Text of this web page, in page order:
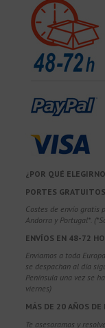
¿POR QUÉ
PORTES GRATUITOS
Costes de envío gratis
Andorra y Portugal*.
ENVÍOS EN 48-72
Enviamos a toda
se despachan al día
Península una vez se
viernes)
MÁS DE 20 AÑOS DE
Te asesoramos y